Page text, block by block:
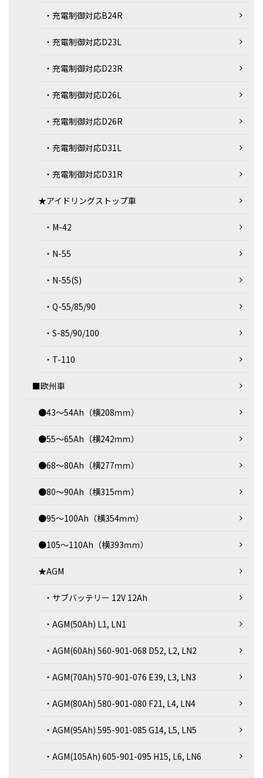
・充電制御対応B24R
・充電制御対応D23L
・充電制御対応D23R
・充電制御対応D26L
・充電制御対応D26R
・充電制御対応D31L
・充電制御対応D31R
★アイドリングストップ車
・M-42
・N-55
・N-55(S)
・Q-55/85/90
・S-85/90/100
・T-110
■欧州車
●43～54Ah（横208ｍｍ）
●55～65Ah（横242ｍｍ）
●68～80Ah（横277ｍｍ）
●80～90Ah（横315ｍｍ）
●95～100Ah（横354ｍｍ）
●105～110Ah（横393ｍｍ）
★AGM
・サブバッテリー 12V 12Ah
・AGM(50Ah) L1, LN1
・AGM(60Ah) 560-901-068 D52, L2, LN2
・AGM(70Ah) 570-901-076 E39, L3, LN3
・AGM(80Ah) 580-901-080 F21, L4, LN4
・AGM(95Ah) 595-901-085 G14, L5, LN5
・AGM(105Ah) 605-901-095 H15, L6, LN6